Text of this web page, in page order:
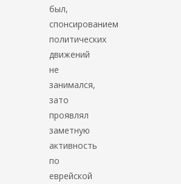
был,
спонсированием
политических
движений
не
занимался,
зато
проявлял
заметную
активность
по
еврейской